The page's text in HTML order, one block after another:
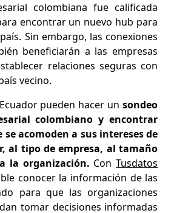
colombiana fue calificada
encontrar un nuevo hub para
Sin embargo, las conexiones
beneficiarán a las empresas
relaciones seguras con
vecino.
pueden hacer unsondeo
colombiano y encontrar
se acomoden a sus intereses de
al tipo de empresa, al tamaño
la organización. ConTusdatos
conocer la información de las
para que las organizaciones
tomar decisiones informadas